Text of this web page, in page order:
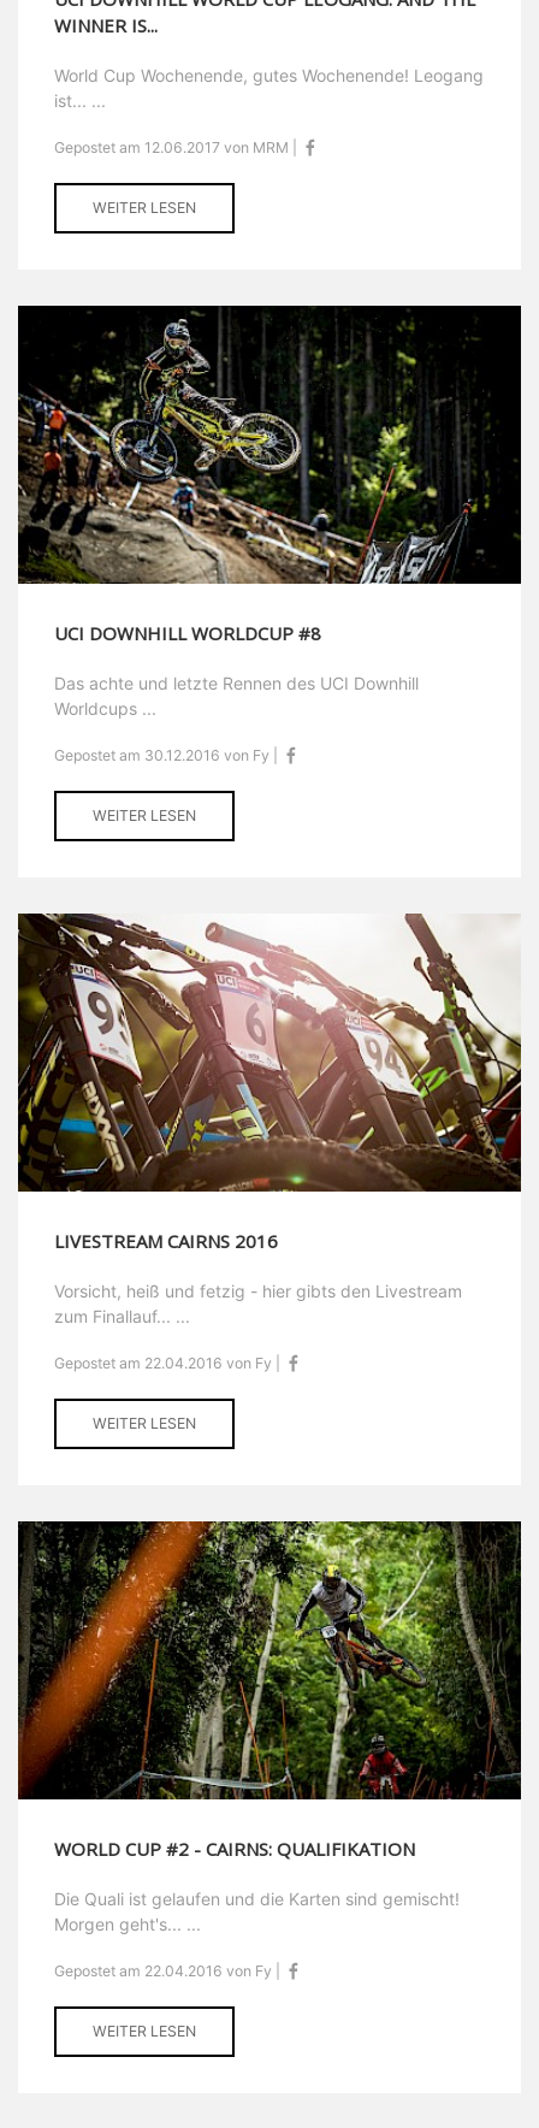
WINNER IS...
World Cup Wochenende, gutes Wochenende! Leogang
ist... ...
Gepostet am 12.06.2017 von MRM |
WEITER LESEN
UCI DOWNHILL WORLDCUP #8
Das achte und letzte Rennen des UCI Downhill
Worldcups ...
Gepostet am 30.12.2016 von Fy |
WEITER LESEN
LIVESTREAM CAIRNS 2016
Vorsicht, heiß und fetzig - hier gibts den Livestream
zum Finallauf... ...
Gepostet am 22.04.2016 von Fy |
WEITER LESEN
WORLD CUP #2 - CAIRNS: QUALIFIKATION
Die Quali ist gelaufen und die Karten sind gemischt!
Morgen geht's... ...
Gepostet am 22.04.2016 von Fy |
WEITER LESEN